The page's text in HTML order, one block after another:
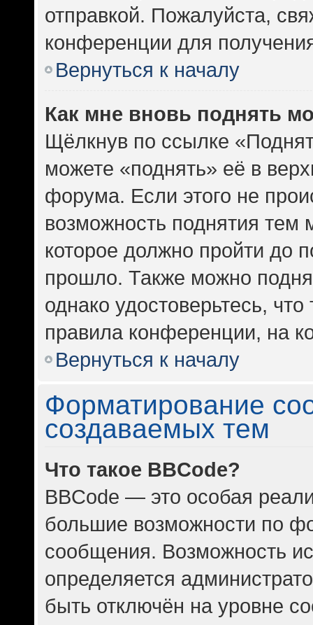
отправкой. Пожалуйста,
конференции для
Вернуться к началу
Как мне вновь поднять
Щёлкнув по ссылке
можете «поднять» её в
форума. Если этого не
возможность поднятия тем
которое должно пройти до
прошло. Также можно
однако удостоверьтесь,
правила конференции, на
Вернуться к началу
Форматирование
создаваемых тем
Что такое BBCode?
BBCode — это особая
большие возможности по
сообщения. Возможность
определяется
быть отключён на уровне